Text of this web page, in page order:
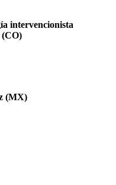
intervencionista
(MX)